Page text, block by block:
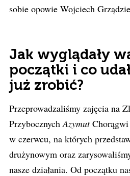
sobie opowie Wojciech
Jak wyglądały
początki i co
już zrobić?
Przeprowadzaliśmy zajęcia na
PrzybocznychAzymutChorągwi
w czerwcu, na których
drużynowym oraz
nasze działania. Od początku